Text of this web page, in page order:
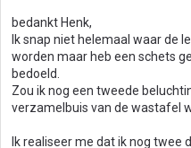
bedankt Henk,
Ik snap niet helemaal waar de
worden maar heb een schets
bedoeld.
Zou ik nog een tweede
verzamelbuis van de wastafel
Ik realiseer me dat ik nog